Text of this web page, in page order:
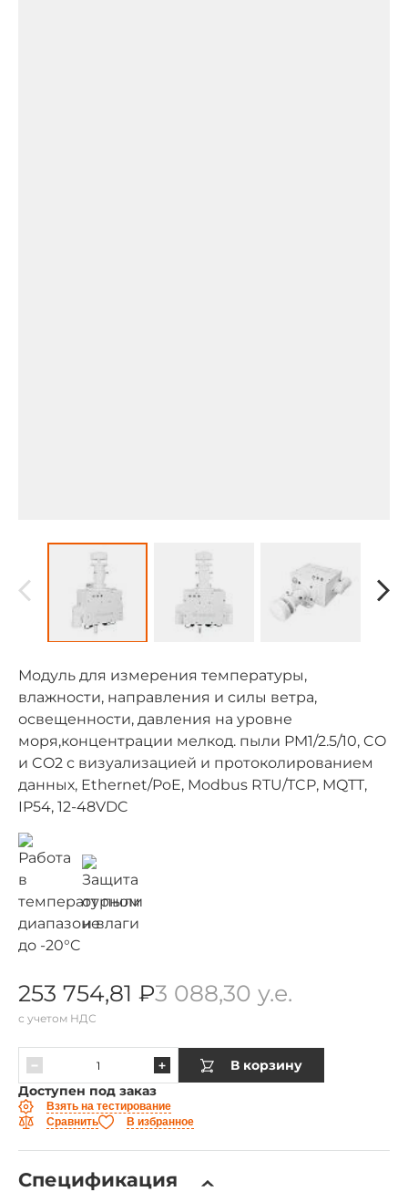
Модуль для измерения температуры,
влажности, направления и силы ветра,
освещенности, давления на уровне
моря,концентрации мелкод. пыли PM1/2.5/10, CO
и CO2 с визуализацией и протоколированием
данных, Ethernet/PoE, Modbus RTU/TCP, MQTT,
IP54, 12-48VDC
253 754,81 ₽3 088,30 у.е.
с учетом НДС
В корзину
Доступен под заказ
Взять на тестирование
Сравнить
В избранное
Спецификация